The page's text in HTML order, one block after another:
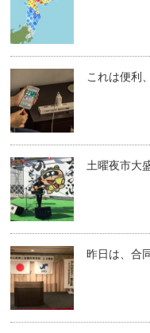
これは便利
土曜夜市大
昨日は、合